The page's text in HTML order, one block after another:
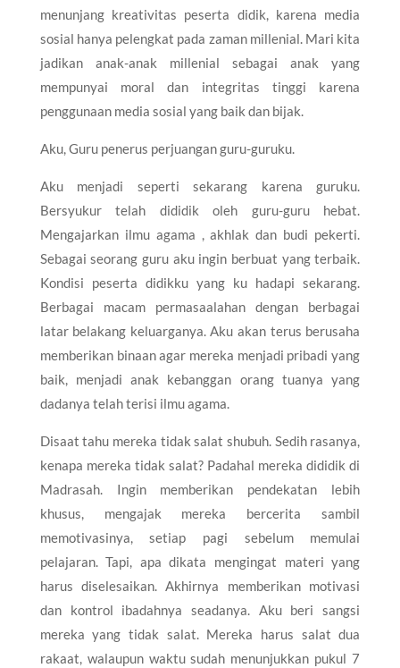
menunjang kreativitas peserta didik, karena media
sosial hanya pelengkat pada zaman millenial. Mari kita
jadikan anak-anak millenial sebagai anak yang
mempunyai moral dan integritas tinggi karena
penggunaan media sosial yang baik dan bijak.
Aku, Guru penerus perjuangan guru-guruku.
Aku menjadi seperti sekarang karena guruku.
Bersyukur telah dididik oleh guru-guru hebat.
Mengajarkan ilmu agama , akhlak dan budi pekerti.
Sebagai seorang guru aku ingin berbuat yang terbaik.
Kondisi peserta didikku yang ku hadapi sekarang.
Berbagai macam permasaalahan dengan berbagai
latar belakang keluarganya. Aku akan terus berusaha
memberikan binaan agar mereka menjadi pribadi yang
baik, menjadi anak kebanggan orang tuanya yang
dadanya telah terisi ilmu agama.
Disaat tahu mereka tidak salat shubuh. Sedih rasanya,
kenapa mereka tidak salat? Padahal mereka dididik di
Madrasah. Ingin memberikan pendekatan lebih
khusus, mengajak mereka bercerita sambil
memotivasinya, setiap pagi sebelum memulai
pelajaran. Tapi, apa dikata mengingat materi yang
harus diselesaikan. Akhirnya memberikan motivasi
dan kontrol ibadahnya seadanya. Aku beri sangsi
mereka yang tidak salat. Mereka harus salat dua
rakaat, walaupun waktu sudah menunjukkan pukul 7